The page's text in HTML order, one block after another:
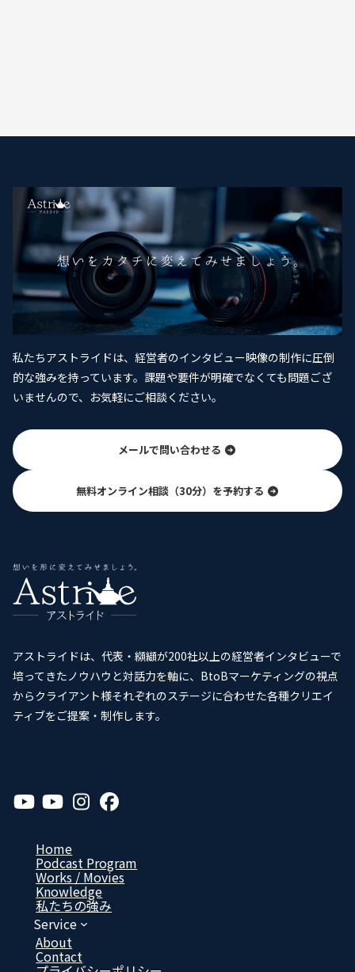
私たちアストライドは、経営者のインタビュー映像の制作に圧倒
的な強みを持っています。課題や要件が明確でなくても問題ござ
いませんので、お気軽にご相談ください。
メールで問い合わせる
無料オンライン相談（30分）を予約する
アストライドは、代表・纐纈が200社以上の経営者インタビューで
培ってきたノウハウと対話力を軸に、BtoBマーケティングの視点
からクライアント様それぞれのステージに合わせた各種クリエイ
ティブをご提案・制作します。
ア
イ
ア
イ
リ
ン
ク
ア
イ
リ
ン
ク
ア
イ
ン
ク
Home
Podcast Program
Works / Movies
Know­ledge
私たちの強み
Service
About
Contact